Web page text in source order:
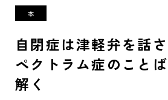
自閉症は津軽弁を話
ペクトラム症のこと
解く